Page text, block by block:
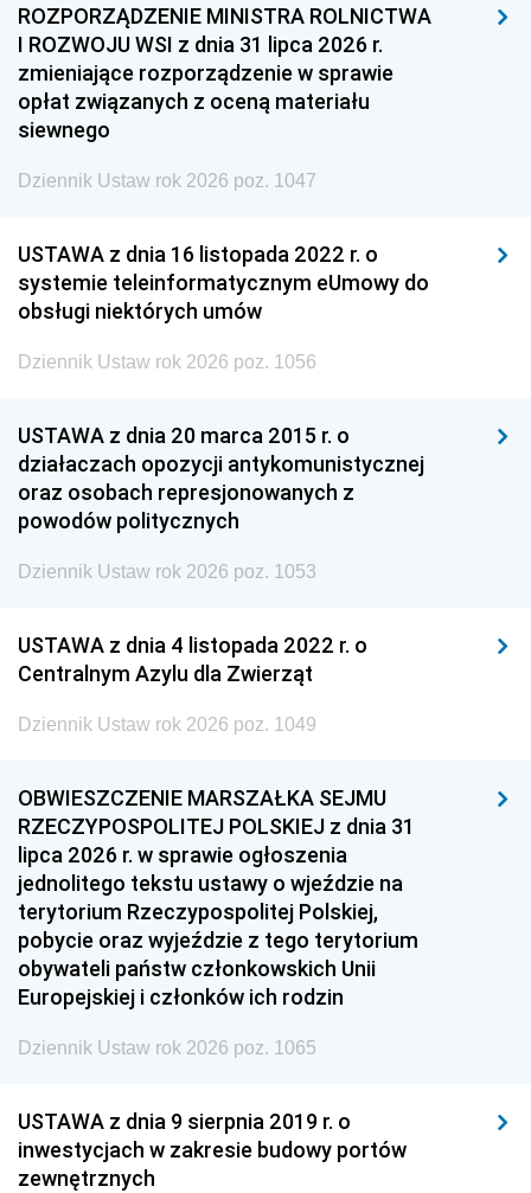
ROZPORZĄDZENIE MINISTRA ROLNICTWA
I ROZWOJU WSI z dnia 31 lipca 2026 r.
zmieniające rozporządzenie w sprawie
opłat związanych z oceną materiału
siewnego
Dziennik Ustaw rok 2026 poz. 1047
USTAWA z dnia 16 listopada 2022 r. o
systemie teleinformatycznym eUmowy do
obsługi niektórych umów
Dziennik Ustaw rok 2026 poz. 1056
USTAWA z dnia 20 marca 2015 r. o
działaczach opozycji antykomunistycznej
oraz osobach represjonowanych z
powodów politycznych
Dziennik Ustaw rok 2026 poz. 1053
USTAWA z dnia 4 listopada 2022 r. o
Centralnym Azylu dla Zwierząt
Dziennik Ustaw rok 2026 poz. 1049
OBWIESZCZENIE MARSZAŁKA SEJMU
RZECZYPOSPOLITEJ POLSKIEJ z dnia 31
lipca 2026 r. w sprawie ogłoszenia
jednolitego tekstu ustawy o wjeździe na
terytorium Rzeczypospolitej Polskiej,
pobycie oraz wyjeździe z tego terytorium
obywateli państw członkowskich Unii
Europejskiej i członków ich rodzin
Dziennik Ustaw rok 2026 poz. 1065
USTAWA z dnia 9 sierpnia 2019 r. o
inwestycjach w zakresie budowy portów
zewnętrznych